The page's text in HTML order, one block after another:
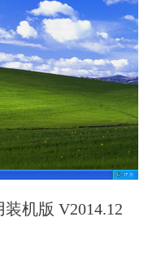
装机版 V2014.12